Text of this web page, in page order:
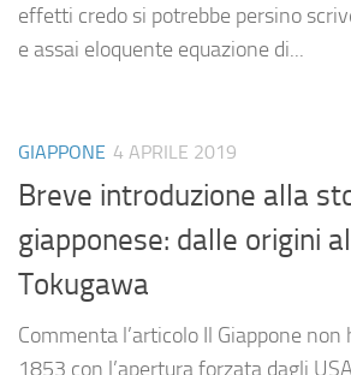
effetti credo si potrebbe persino
e assai eloquente equazione di...
GIAPPONE 4 APRILE 2019
Breve introduzione alla
giapponese: dalle origini
Tokugawa
Commenta l’articolo Il Giappone
1853 con l’apertura forzata dagli